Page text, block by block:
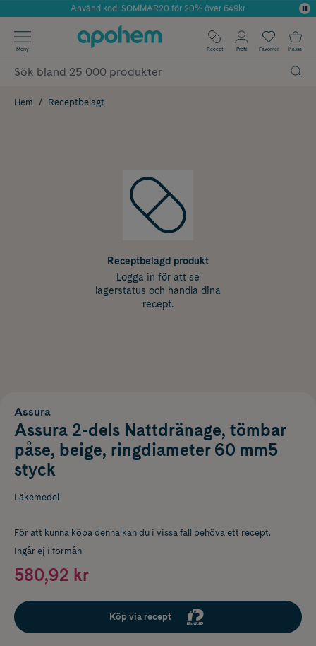
Årets Butik 2025 inom Skönhet
Använd kod: SOMMAR20 för 20% över 649kr
✓ Fri frakt
✓ Poäng på alla köp*
Meny Recept Profil Favoriter Kassa
Hem Receptbelagt
Receptbelagd produkt
Logga in för att se
lagerstatus och handla dina
recept.
Assura
Assura 2-dels Nattdränage, tömbar
påse, beige, ringdiameter 60 mm5
styck
Läkemedel
För att kunna köpa denna kan du i vissa fall behöva ett recept.
Ingår ej i förmån
580,92 kr
Köp via recept